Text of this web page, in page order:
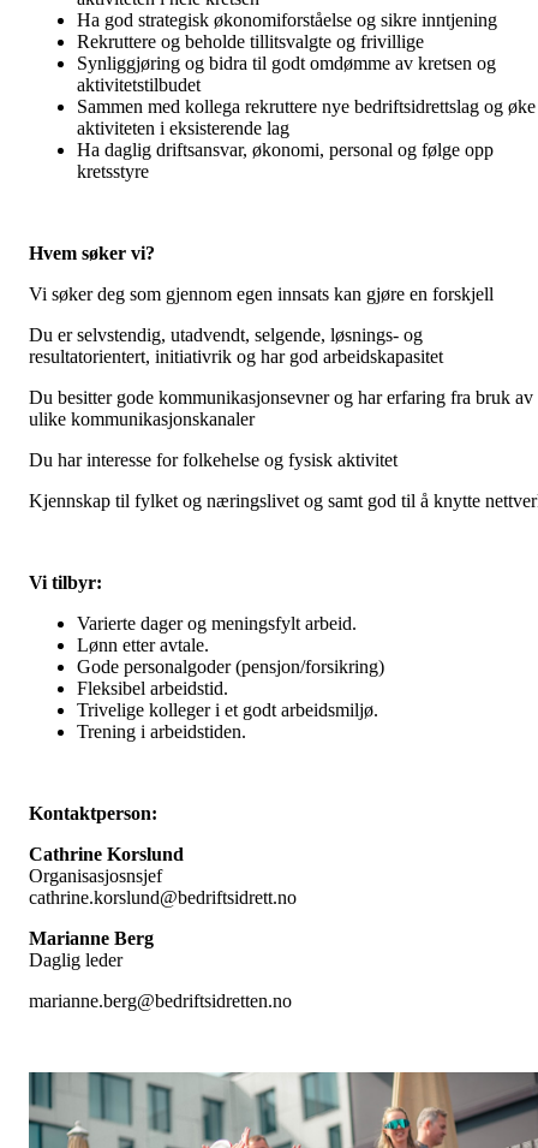
Ha god strategisk økonomiforståelse og sikre inntjening
Rekruttere og beholde tillitsvalgte og frivillige
Synliggjøring og bidra til godt omdømme av kretsen og
aktivitetstilbudet
Sammen med kollega rekruttere nye bedriftsidrettslag og øke
aktiviteten i eksisterende lag
Ha daglig driftsansvar, økonomi, personal og følge opp
kretsstyre
Hvem søker vi?
Vi søker deg som gjennom egen innsats kan gjøre en forskjell
Du er selvstendig, utadvendt, selgende, løsnings- og
resultatorientert, initiativrik og har god arbeidskapasitet
Du besitter gode kommunikasjonsevner og har erfaring fra bruk av
ulike kommunikasjonskanaler
Du har interesse for folkehelse og fysisk aktivitet
Kjennskap til fylket og næringslivet og samt god til å knytte
Vi tilbyr:
Varierte dager og meningsfylt arbeid.
Lønn etter avtale.
Gode personalgoder (pensjon/forsikring)
Fleksibel arbeidstid.
Trivelige kolleger i et godt arbeidsmiljø.
Trening i arbeidstiden.
Kontaktperson:
Cathrine Korslund
Organisasjosnsjef
cathrine.korslund@bedriftsidrett.no
Marianne Berg
Daglig leder
marianne.berg@bedriftsidretten.no